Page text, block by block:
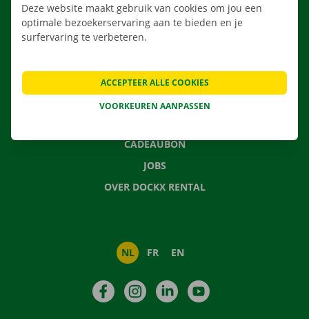
VERHUISOPLOSSINGEN
CONTACTEER ONS
VEELGESTELDE VRAGEN
CADEAUBON
JOBS
OVER DOCKX RENTAL
NL FR EN
FacebookInstagramLinkedIn
Deze website maakt gebruik van cookies om jou een
optimale bezoekerservaring aan te bieden en je
surfervaring te verbeteren.
VOORKEUREN AANPASSEN
ACCEPTEER ALLE COOKIES